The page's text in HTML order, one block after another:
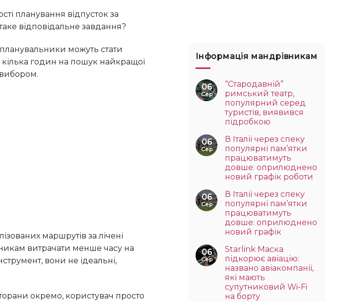
відповідальне завдання?
годин на пошук найкращої
вибором.
витрачати менше часу на
вони не ідеальні,
Інформація мандрівникам
06
Сер
“Стародавній”
римський театр,
популярний серед
туристів, виявився
підробкою
06
Сер
В Італії через спеку
популярні пам’ятки
працюватимуть
довше: оприлюднено
новий графік роботи
06
Сер
В Італії через спеку
популярні пам’ятки
працюватимуть
довше: оприлюднено
новий графік
06
Сер
Starlink Маска
підкорює авіацію:
названо авіакомпанії,
які мають
супутниковий Wi-Fi
на борту